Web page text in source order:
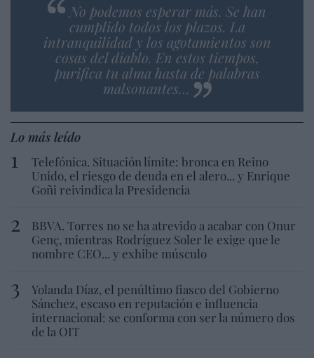
No podemos esperar más. Se han
cumplido todos los plazos. La
intranquilidad y los agotamientos son
cosas del diablo. En estos tiempos,
purifica tu alma hasta de palabras
malsonantes…
Lo más leído
Telefónica. Situación límite: bronca en Reino
Unido, el riesgo de deuda en el alero... y Enrique
Goñi reivindica la Presidencia
BBVA. Torres no se ha atrevido a acabar con Onur
Genç, mientras Rodríguez Soler le exige que le
nombre CEO... y exhibe músculo
Yolanda Díaz, el penúltimo fiasco del Gobierno
Sánchez, escaso en reputación e influencia
internacional: se conforma con ser la número dos
de la OIT